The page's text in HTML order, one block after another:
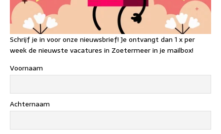
Schrijf je in voor onze nieuwsbrief! Je ontvangt dan 1 x per
week de nieuwste vacatures in Zoetermeer in je mailbox!
Voornaam
Achternaam